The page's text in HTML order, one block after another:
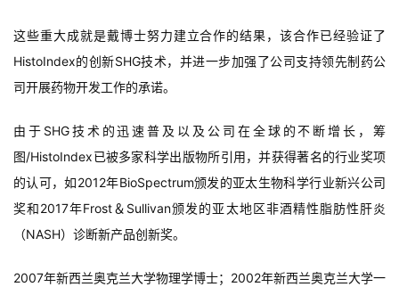
这些重大成就是戴博士努力建立合作的结果，该合作已经验证了
HistoIndex的创新SHG技术，并进一步加强了公司支持领先制药公
司开展药物开发工作的承诺。
由于SHG技术的迅速普及以及公司在全球的不断增长，筹
图/HistoIndex已被多家科学出版物所引用，并获得著名的行业奖项
的认可，如2012年BioSpectrum颁发的亚太生物科学行业新兴公司
奖和2017年Frost＆Sullivan颁发的亚太地区非酒精性脂肪性肝炎
（NASH）诊断新产品创新奖。
2007年新西兰奥克兰大学物理学博士；2002年新西兰奥克兰大学一